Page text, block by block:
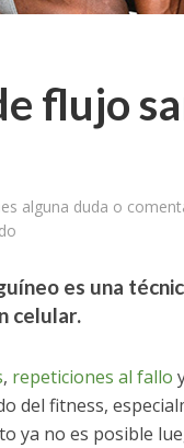
flujo
alguna duda o
es una
celular.
, repeticiones al fallo
del fitness,
ya no es posible